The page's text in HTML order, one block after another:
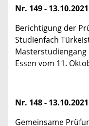
Nr. 149 - 13.10.2021
Berichtigung der
Studienfach
Essen vom 11.
Nr. 148 - 13.10.2021
Gemeinsame